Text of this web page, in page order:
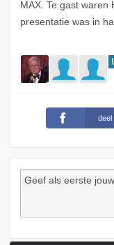
MAX. Te gast waren
presentatie was in
deel